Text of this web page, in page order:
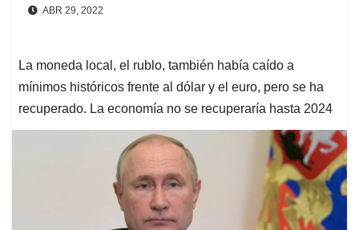
ABR 29, 2022
La moneda local, el rublo, también había caído a
mínimos históricos frente al dólar y el euro, pero se ha
recuperado. La economía no se recuperaría hasta 2024